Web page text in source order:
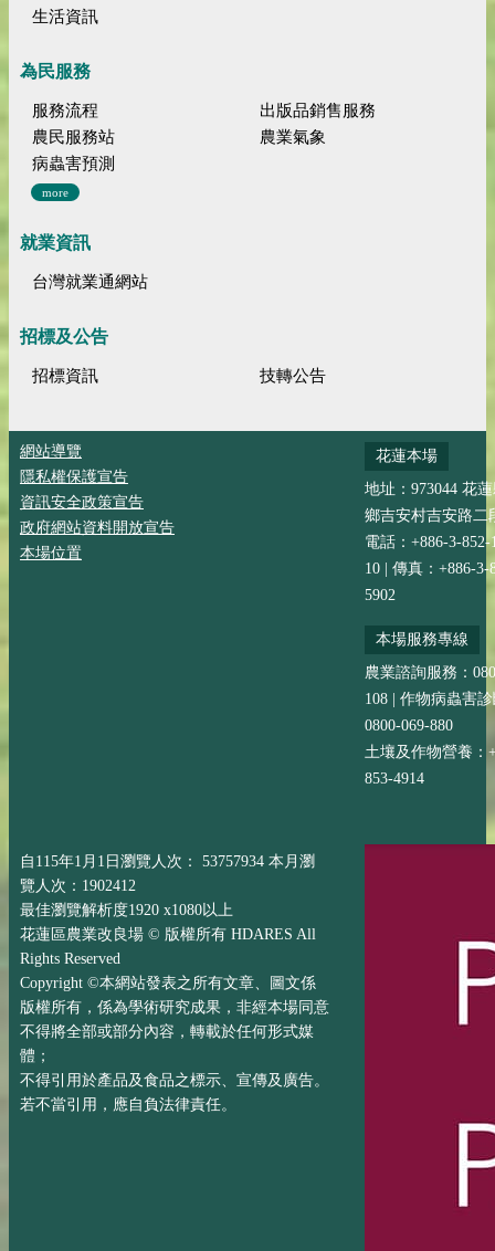
生活資訊
為民服務
服務流程
出版品銷售服務
農民服務站
農業氣象
病蟲害預測
more
就業資訊
台灣就業通網站
招標及公告
招標資訊 技轉公告
網站導覽
隱私權保護宣告
資訊安全政策宣告
政府網站資料開放宣告
本場位置
花蓮本場
地址：973044 花
鄉吉安村吉安路二
電話：+886-3-852-
10 | 傳真：+886-3-
5902
本場服務專線
農業諮詢服務：
108 | 作物病蟲害
0800-069-880
土壤及作物營養：
853-4914
自115年1月1日瀏覽人次： 53757934 本月瀏
覽人次：1902412
最佳瀏覽解析度1920 x1080以上
花蓮區農業改良場 © 版權所有 HDARES All
Rights Reserved
Copyright ©本網站發表之所有文章、圖文係
版權所有，係為學術研究成果，非經本場同意
不得將全部或部分內容，轉載於任何形式媒
體；
不得引用於產品及食品之標示、宣傳及廣告。
若不當引用，應自負法律責任。